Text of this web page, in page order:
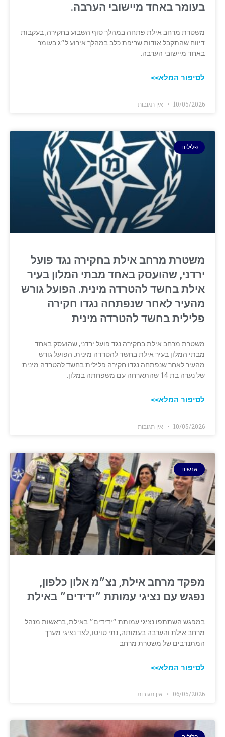
בעומר באחד מיישובי הערבה.
משטרת מרחב אילת פתחה במהלך סוף השבוע בחקירה, בעקבות
דיווח שהתקבל אודות שריפת כלב במהלך אירוע ל״ג בעומר
באחד מיישובי הערבה.
לסיפור המלא>>
10/05/2026 אין תגובות
פלילים
משטרת מרחב אילת בחקירה נגד פועל
ירדני, שהועסק באחד מבתי המלון בעיר
אילת בחשד להטרדה מינית. הפועל גורש
מהעיר לאחר שנפתחה נגדו חקירה
פלילית בחשד להטרדה מינית
משטרת מרחב אילת בחקירה נגד פועל ירדני, שהועסק באחד
מבתי המלון בעיר אילת בחשד להטרדה מינית. הפועל גורש
מהעיר לאחר שנפתחה נגדו חקירה פלילית בחשד להטרדה מינית
של נערה בת 14 שהתארחה עם משפחתה במלון.
לסיפור המלא>>
10/05/2026 אין תגובות
אנשים
מפקד מרחב אילת, נצ״מ אלון כלפון,
נפגש עם נציגי עמותת ״ידידים״ באילת
במפגש השתתפו נציגי עמותת ״ידידים״ באילת, בראשות מנהל
מרחב אילת והערבה בעמותה, נתי טויטו, לצד נציגי מערך
המתנדבים של משטרת מרחב
לסיפור המלא>>
06/05/2026 אין תגובות